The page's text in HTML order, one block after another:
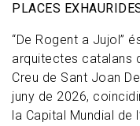
PLACES
“De Rogent a Jujol”
arquitectes catalans
Creu de Sant Joan
juny de 2026,
la Capital Mundial de